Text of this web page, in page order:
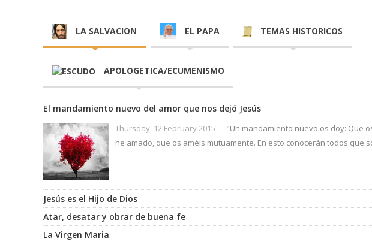
LA SALVACION EL PAPA TEMAS HISTORICOS
APOLOGETICA/ECUMENISMO
El mandamiento nuevo del amor que nos dejó Jesús
Thursday, 12 February 2015
"Un mandamiento nuevo os doy: Que
he amado, que os améis mutuamente. En esto conocerán todos que
Jesús es el Hijo de Dios
Atar, desatar y obrar de buena fe
La Virgen Maria